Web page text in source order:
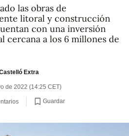
las obras de
litoral y construcción
con una inversión
cercana a los 6 millones de
Extra
de 2022 (14:25 CET)
Guardar